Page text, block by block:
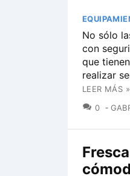
No sólo
con
que
realizar
LEER MÁS »
0